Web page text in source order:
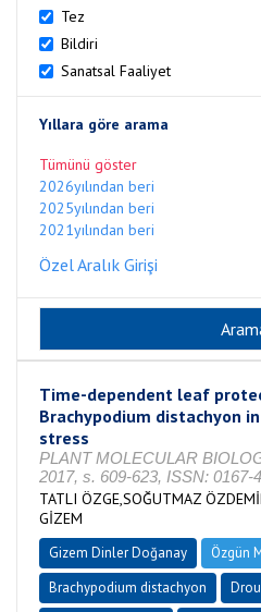
Tez
Bildiri
Sanatsal Faaliyet
Yıllara göre arama
Tümünü göster
2026yılından beri
2025yılından beri
2021yılından beri
Özel Aralık Girişi
Time-dependent leaf
Brachypodium distachyon
stress
PLANT MOLECULAR
2017, s. 609-623, ISSN: 0167-
TATLI ÖZGE,SOĞUTMAZ
GİZEM
Gizem Dinler Doğanay Özgün
Brachypodium distachyon